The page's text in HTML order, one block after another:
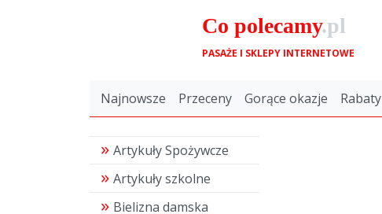
Co polecamy.pl
PASAŻE I SKLEPY INTERNETOWE
Najnowsze Przeceny Gorące okazje Rabaty
Artykuły Spożywcze
Artykuły szkolne
Bielizna damska